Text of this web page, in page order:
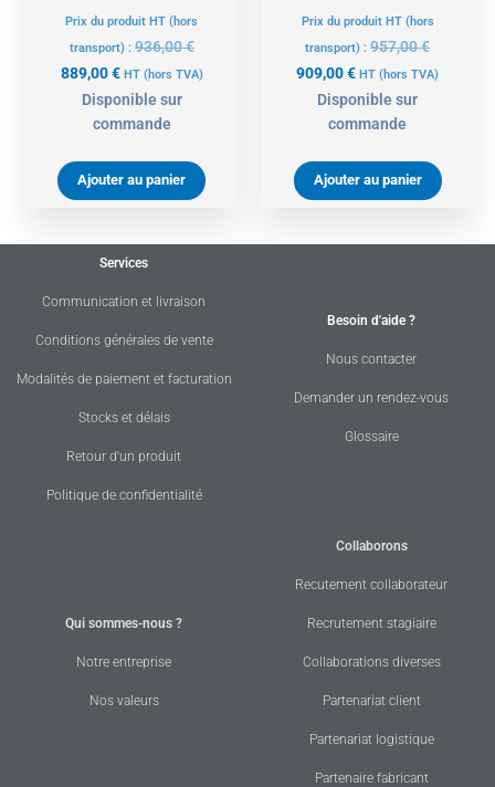
Prix du produit HT (hors
transport) : 936,00€
889,00€ HT (hors TVA)
Disponible sur
commande
Ajouter au panier
Prix du produit HT (hors
transport) :957,00€
909,00€ HT (hors TVA)
Disponible sur
commande
Ajouter au panier
Services
Communication et livraison
Conditions générales de vente
Modalités de paiement et facturation
Stocks et délais
Retour d'un produit
Politique de confidentialité
Besoin d'aide ?
Nous contacter
Demander un rendez-vous
Glossaire
Qui sommes-nous ?
Notre entreprise
Nos valeurs
Collaborons
Recutement collaborateur
Recrutement stagiaire
Collaborations diverses
Partenariat client
Partenariat logistique
Partenaire fabricant